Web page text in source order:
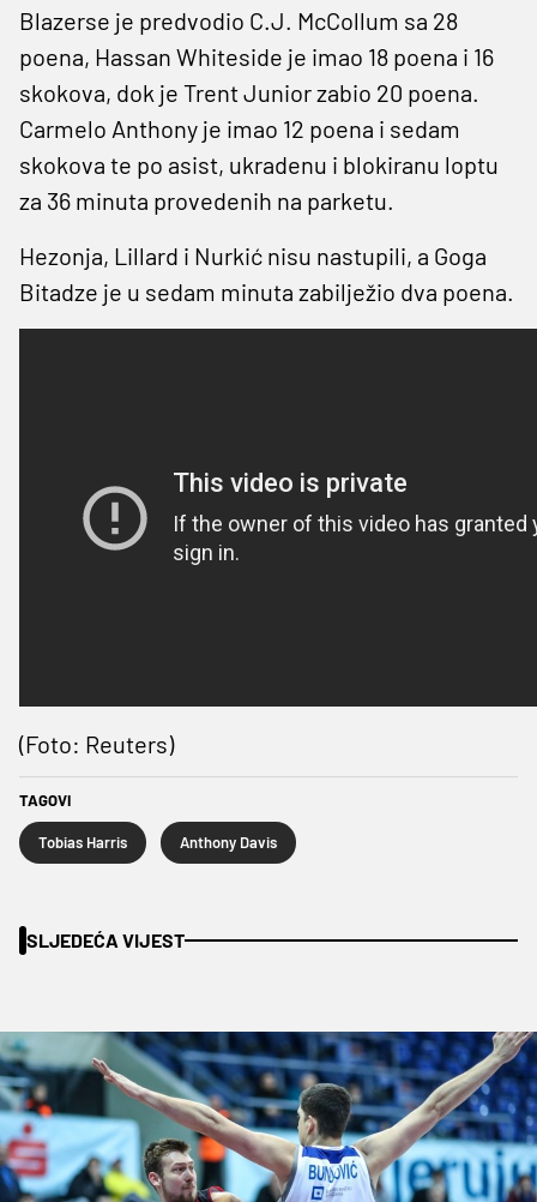
Blazerse je predvodio C.J. McCollum sa 28
poena, Hassan Whiteside je imao 18 poena i 16
skokova, dok je Trent Junior zabio 20 poena.
Carmelo Anthony je imao 12 poena i sedam
skokova te po asist, ukradenu i blokiranu loptu
za 36 minuta provedenih na parketu.
Hezonja, Lillard i Nurkić nisu nastupili, a Goga
Bitadze je u sedam minuta zabilježio dva poena.
(Foto: Reuters)
TAGOVI
Tobias Harris Anthony Davis
SLJEDEĆA VIJEST